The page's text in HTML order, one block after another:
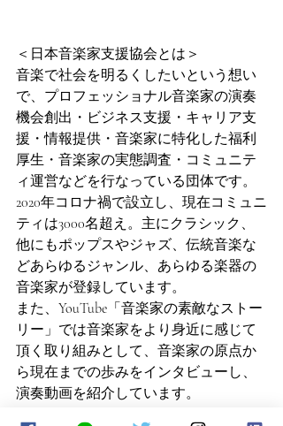
＜日本音楽家支援協会とは＞
音楽で社会を明るくしたいという想い
で、プロフェッショナル音楽家の演奏
機会創出・ビジネス支援・キャリア支
援・情報提供・音楽家に特化した福利
厚生・音楽家の実態調査・コミュニテ
ィ運営などを行なっている団体です。
2020年コロナ禍で設立し、現在コミュニ
ティは3000名超え。主にクラシック、
他にもポップスやジャズ、伝統音楽な
どあらゆるジャンル、あらゆる楽器の
音楽家が登録しています。
また、YouTube「音楽家の素敵なストー
リー」では音楽家をより身近に感じて
頂く取り組みとして、音楽家の原点か
ら現在までの歩みをインタビューし、
演奏動画を紹介しています。